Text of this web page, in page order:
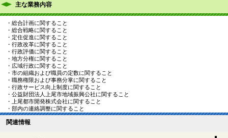
主な業務内容
・総合計画に関すること
・総合戦略に関すること
・定住促進に関すること
・行政改革に関すること
・行政評価に関すること
・地方分権に関すること
・広域行政に関すること
・市の組織および職員の定数に関すること
・職務権限および事務分掌に関すること
・行政サービス向上制度に関すること
・公益財団法人上尾市地域振興公社に関すること
・上尾都市開発株式会社に関すること
・部内の連絡調整に関すること
関連情報